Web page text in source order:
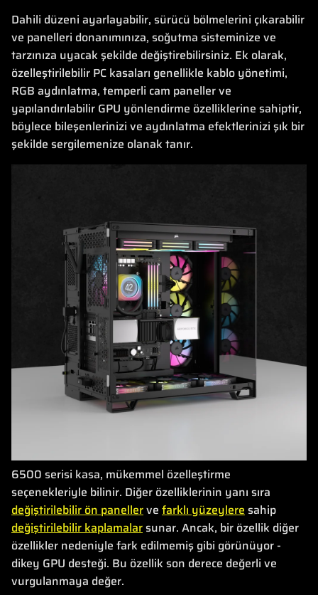
Dahili düzeni ayarlayabilir, sürücü bölmelerini çıkarabilir
ve panelleri donanımınıza, soğutma sisteminize ve
tarzınıza uyacak şekilde değiştirebilirsiniz. Ek olarak,
özelleştirilebilir PC kasaları genellikle kablo yönetimi,
RGB aydınlatma, temperli cam paneller ve
yapılandırılabilir GPU yönlendirme özelliklerine sahiptir,
böylece bileşenlerinizi ve aydınlatma efektlerinizi şık bir
şekilde sergilemenize olanak tanır.
6500 serisi kasa, mükemmel özelleştirme
seçenekleriyle bilinir. Diğer özelliklerinin yanı sıra
değiştirilebilir ön panellerve farklı yüzeyleresahip
değiştirilebilir kaplamalarsunar. Ancak, bir özellik diğer
özellikler nedeniyle fark edilmemiş gibi görünüyor -
dikey GPU desteği. Bu özellik son derece değerli ve
vurgulanmaya değer.